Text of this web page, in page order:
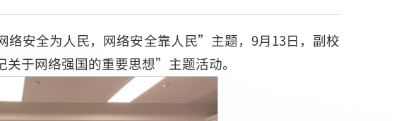
安全为人民，网络安全靠人民”主题，9月13日，副校
于网络强国的重要思想”主题活动。